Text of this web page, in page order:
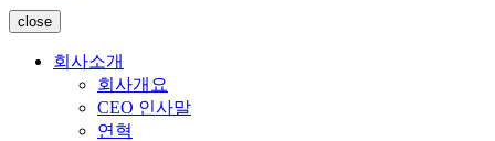
close
회사소개
회사개요
CEO 인사말
연혁